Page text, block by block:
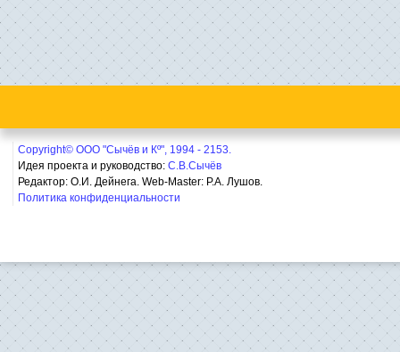
Copyright© ООО "Сычёв и Кº", 1994 - 2153.
Идея проекта и руководство: С.В.Сычёв
Редактор: О.И. Дейнега. Web-Master: Р.А. Лушов.
Политика конфиденциальности